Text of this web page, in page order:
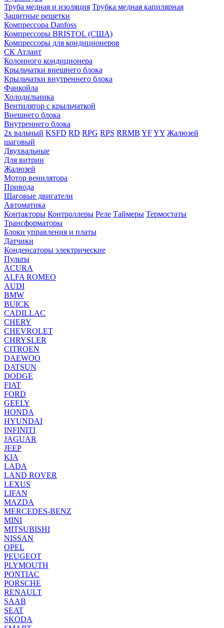
Труба медная и изоляция Трубка медная капилярная
Защитные решетки
Компрессора Danfoss
Компрессоры BRISTOL (США)
Компрессоры для кондиционеров
СК Атлант
Колонного кондиционера
Крыльчатки внешнего блока
Крыльчатки внутреннего блока
Фанкойла
Холодильника
Вентилятор с крыльчаткой
Внешнего блока
Внутреннего блока
2х вальный KSFD RD RPG RPS RRMB YFYY Жалюзей
шаговый
Двухвальные
Для витрин
Жалюзей
Мотор венилятора
Привода
Шаговые двигатели
Автоматика
Контакторы Контроллеры Реле Таймеры Термостаты
Трансформаторы
Блоки управления и платы
Датчики
Конденсаторы электрические
Пульты
ACURA
ALFA ROMEO
AUDI
BMW
BUICK
CADILLAC
CHERY
CHEVROLET
CHRYSLER
CITROEN
DAEWOO
DATSUN
DODGE
FIAT
FORD
GEELY
HONDA
HYUNDAI
INFINITI
JAGUAR
JEEP
KIA
LADA
LAND ROVER
LEXUS
LIFAN
MAZDA
MERCEDES-BENZ
MINI
MITSUBISHI
NISSAN
OPEL
PEUGEOT
PLYMOUTH
PONTIAC
PORSCHE
RENAULT
SAAB
SEAT
SKODA